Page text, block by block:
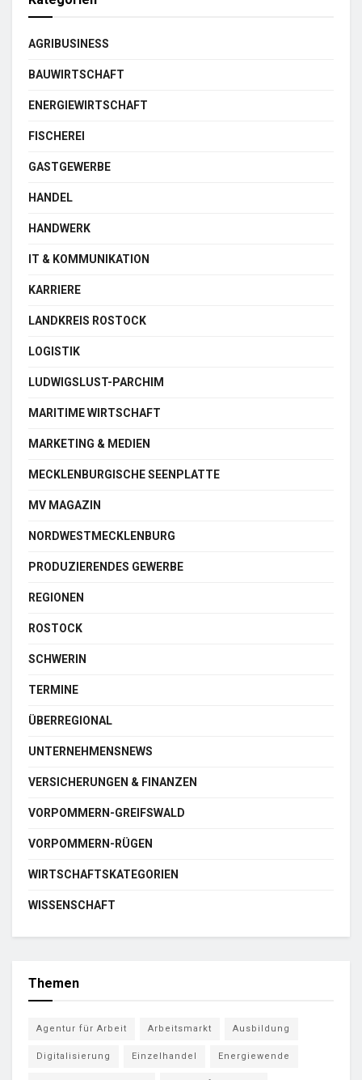
AGRIBUSINESS
BAUWIRTSCHAFT
ENERGIEWIRTSCHAFT
FISCHEREI
GASTGEWERBE
HANDEL
HANDWERK
IT & KOMMUNIKATION
KARRIERE
LANDKREIS ROSTOCK
LOGISTIK
LUDWIGSLUST-PARCHIM
MARITIME WIRTSCHAFT
MARKETING & MEDIEN
MECKLENBURGISCHE SEENPLATTE
MV MAGAZIN
NORDWESTMECKLENBURG
PRODUZIERENDES GEWERBE
REGIONEN
ROSTOCK
SCHWERIN
TERMINE
ÜBERREGIONAL
UNTERNEHMENSNEWS
VERSICHERUNGEN & FINANZEN
VORPOMMERN-GREIFSWALD
VORPOMMERN-RÜGEN
WIRTSCHAFTSKATEGORIEN
WISSENSCHAFT
Themen
Agentur für Arbeit Arbeitsmarkt Ausbildung
Digitalisierung Einzelhandel Energiewende